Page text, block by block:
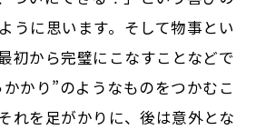
うに思います。そして物事とい
初から完璧にこなすことなどで
かり”のようなものをつかむこ
れを足がかりに、後は意外とな